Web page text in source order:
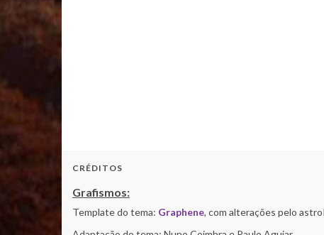
CRÉDITOS
Grafismos:
Template do tema: Graphene, com alterações pelo